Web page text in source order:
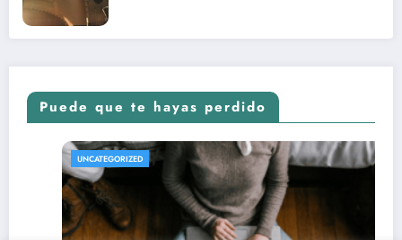
Puede que te hayas perdido
REVISTA DE CINE | NOTICIAS, IMÁGENES, TRÁILERS, ARTÍCULOS Y CRÍTICAS
UNCATEGORIZED